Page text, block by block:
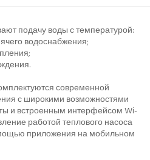
подачу воды с температурой:
водоснабжения;
современной
с широкими возможностями
и встроенным интерфейсом Wi-
работой теплового насоса
приложения на мобильном